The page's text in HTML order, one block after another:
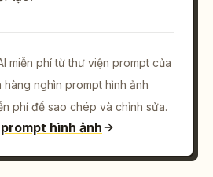
miễn phí từ thư viện prompt của
hàng nghìn prompt hình ảnh
phí để sao chép và chỉnh sửa.
hình ảnh